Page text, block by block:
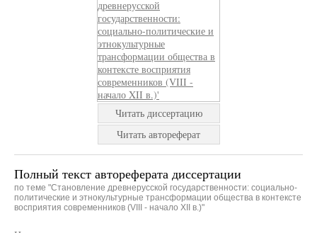
Читать диссертацию
Читать автореферат
Полный текст автореферата диссертации
по теме "Становление древнерусской государственности: социально-
политические и этнокультурные трансформации общества в контексте
восприятия современников (VIII - начало XII в.)"